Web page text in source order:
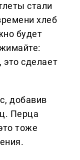
стали
хлеб
будет
сделает
добавив
Перца
тоже